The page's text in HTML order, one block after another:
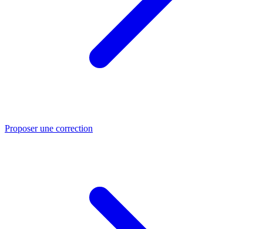
Proposer une correction